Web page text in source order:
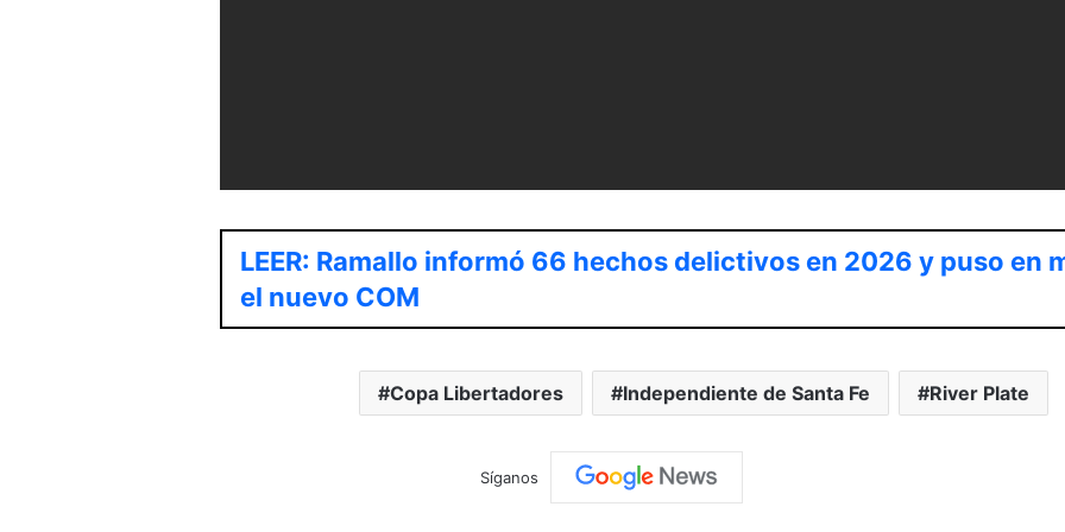
LEER: Ramallo informó 66 hechos delictivos en 2026 y puso en
el nuevo COM
Copa Libertadores Independiente de Santa Fe River Plate
Síganos